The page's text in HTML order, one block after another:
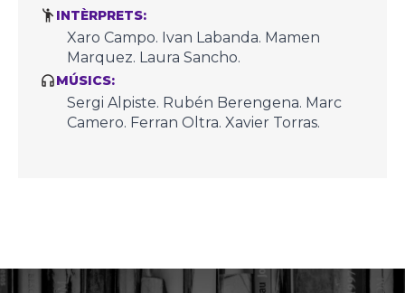
INTÈRPRETS:
Xaro Campo. Ivan Labanda. Mamen
Marquez. Laura Sancho.
MÚSICS:
Sergi Alpiste. Rubén Berengena. Marc
Camero. Ferran Oltra. Xavier Torras.